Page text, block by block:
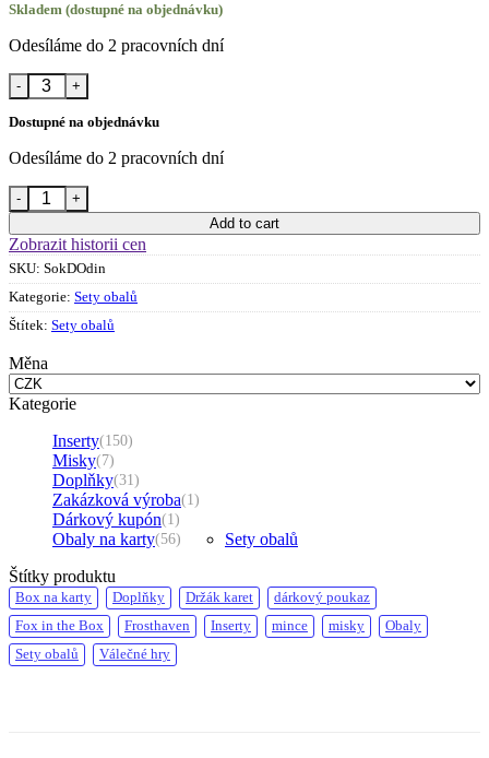
Skladem (dostupné na objednávku)
Odesíláme do 2 pracovních dní
Obaly na karty Diamond Red: Chimera Mini (43x66 mm) množství
Dostupné na objednávku
Odesíláme do 2 pracovních dní
Set obalů - Hostina pro Ódina množství
Add to cart
Zobrazit historii cen
SKU: SokDOdin
Kategorie: Sety obalů
Štítek: Sety obalů
Měna
Kategorie
Inserty(150)
Misky(7)
Doplňky(31)
Zakázková výroba(1)
Dárkový kupón(1)
Obaly na karty(56)
Sety obalů
Štítky produktu
Box na karty Doplňky Držák karet
dárkový poukaz
Fox in the Box
Frosthaven Inserty mince misky
Obaly
Sety obalů
Válečné hry